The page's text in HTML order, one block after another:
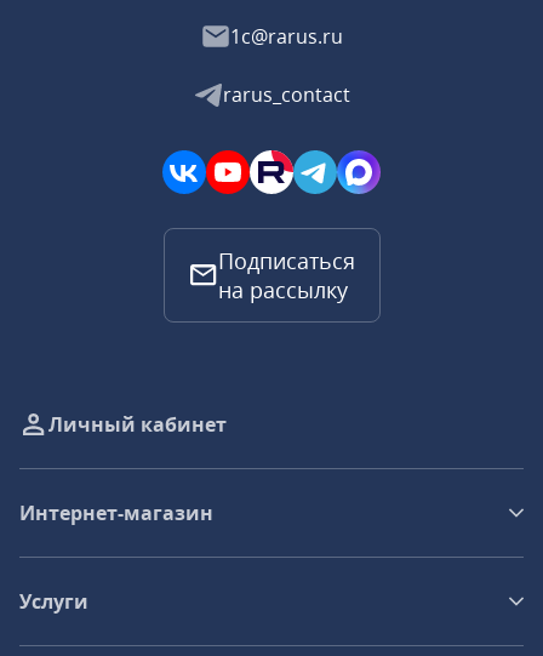
1c@rarus.ru
rarus_contact
Подписаться
на рассылку
Личный кабинет
Интернет-магазин
Услуги